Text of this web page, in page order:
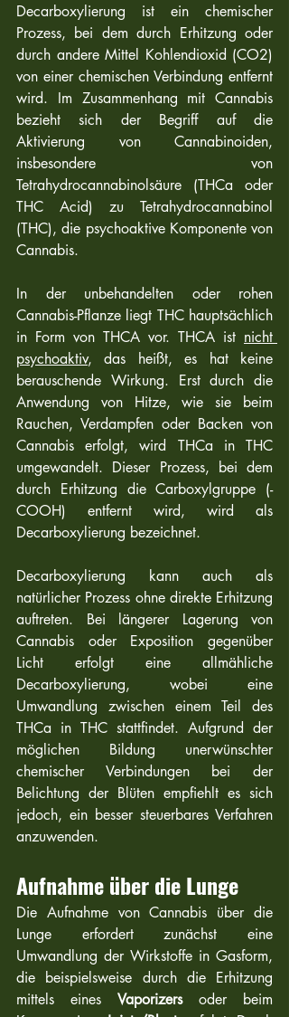
Decarboxylierung ist ein chemischer
Prozess, bei dem durch Erhitzung oder
durch andere Mittel Kohlendioxid (CO2)
von einer chemischen Verbindung entfernt
wird. Im Zusammenhang mit Cannabis
bezieht sich der Begriff auf die
Aktivierung von Cannabinoiden,
insbesondere von
Tetrahydrocannabinolsäure (THCa oder
THC Acid) zu Tetrahydrocannabinol
(THC), die psychoaktive Komponente von
Cannabis.
In der unbehandelten oder rohen
Cannabis-Pflanze liegt THC hauptsächlich
in Form von THCA vor. THCA ist nicht
psychoaktiv, das heißt, es hat keine
berauschende Wirkung. Erst durch die
Anwendung von Hitze, wie sie beim
Rauchen, Verdampfen oder Backen von
Cannabis erfolgt, wird THCa in THC
umgewandelt. Dieser Prozess, bei dem
durch Erhitzung die Carboxylgruppe (-
COOH) entfernt wird, wird als
Decarboxylierung bezeichnet.
Decarboxylierung kann auch als
natürlicher Prozess ohne direkte Erhitzung
auftreten. Bei längerer Lagerung von
Cannabis oder Exposition gegenüber
Licht erfolgt eine allmähliche
Decarboxylierung, wobei eine
Umwandlung zwischen einem Teil des
THCa in THC stattfindet. Aufgrund der
möglichen Bildung unerwünschter
chemischer Verbindungen bei der
Belichtung der Blüten empfiehlt es sich
jedoch, ein besser steuerbares Verfahren
anzuwenden.
Aufnahme über die Lunge
Die Aufnahme von Cannabis über die
Lunge erfordert zunächst eine
Umwandlung der Wirkstoffe in Gasform,
die beispielsweise durch die Erhitzung
mittels eines Vaporizers oder beim